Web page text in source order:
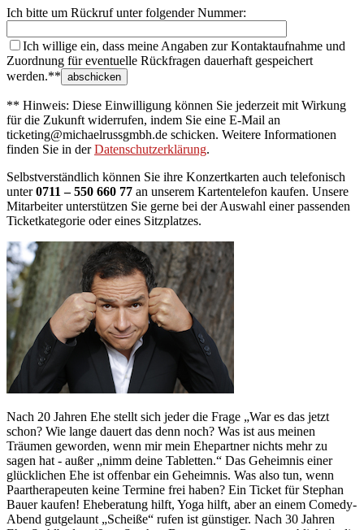
Ich bitte um Rückruf unter folgender Nummer:
Ich willige ein, dass meine Angaben zur Kontaktaufnahme und
Zuordnung für eventuelle Rückfragen dauerhaft gespeichert
werden.**
** Hinweis: Diese Einwilligung können Sie jederzeit mit Wirkung
für die Zukunft widerrufen, indem Sie eine E-Mail an
ticketing@michaelrussgmbh.de schicken. Weitere Informationen
finden Sie in derDatenschutzerklärung.
Selbstverständlich können Sie ihre Konzertkarten auch telefonisch
unter0711 – 550 660 77 an unserem Kartentelefon kaufen. Unsere
Mitarbeiter unterstützen Sie gerne bei der Auswahl einer passenden
Ticketkategorie oder eines Sitzplatzes.
Nach 20 Jahren Ehe stellt sich jeder die Frage „War es das jetzt
schon? Wie lange dauert das denn noch? Was ist aus meinen
Träumen geworden, wenn mir mein Ehepartner nichts mehr zu
sagen hat - außer „nimm deine Tabletten.“ Das Geheimnis einer
glücklichen Ehe ist offenbar ein Geheimnis. Was also tun, wenn
Paartherapeuten keine Termine frei haben? Ein Ticket für Stephan
Bauer kaufen! Eheberatung hilft, Yoga hilft, aber an einem Comedy-
Abend gutgelaunt „Scheiße“ rufen ist günstiger. Nach 30 Jahren